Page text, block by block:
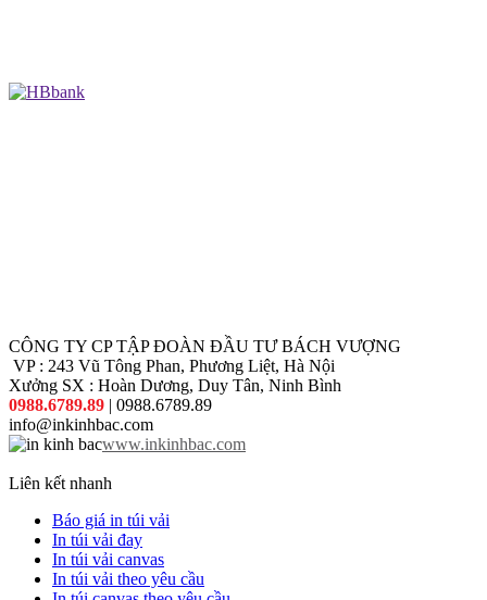
CÔNG TY CP TẬP ĐOÀN ĐẦU TƯ BÁCH VƯỢNG
VP : 243 Vũ Tông Phan, Phương Liệt, Hà Nội
Xưởng SX : Hoàn Dương, Duy Tân, Ninh Bình
0988.6789.89 | 0988.6789.89
info@inkinhbac.com
www.inkinhbac.com
Liên kết nhanh
Báo giá in túi vải
In túi vải đay
In túi vải canvas
In túi vải theo yêu cầu